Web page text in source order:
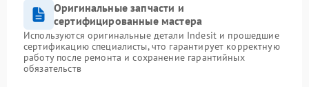
Оригинальные запчасти и
сертифицированные мастера
Используются оригинальные детали Indesit и прошедшие
сертификацию специалисты, что гарантирует корректную
работу после ремонта и сохранение гарантийных
обязательств